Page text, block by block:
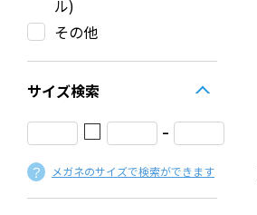
ル)
その他
サイズ検索
□ -
メガネのサイズで検索ができます